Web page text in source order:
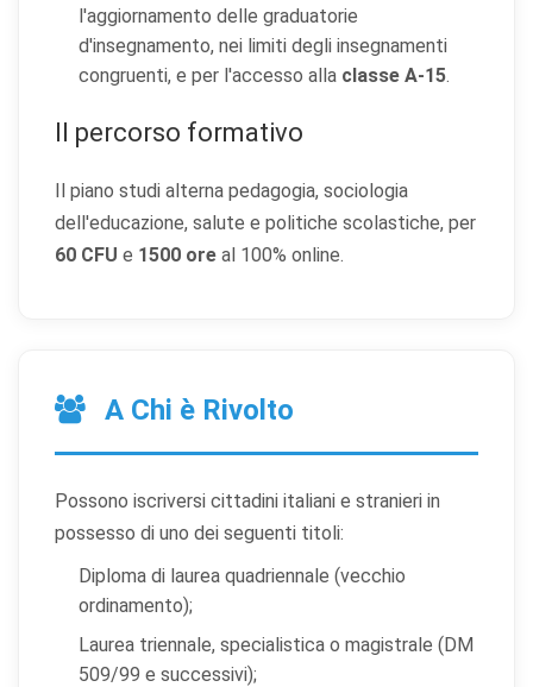
l'aggiornamento delle graduatorie
d'insegnamento, nei limiti degli insegnamenti
congruenti, e per l'accesso alla classe A-15.
Il percorso formativo
Il piano studi alterna pedagogia, sociologia
dell'educazione, salute e politiche scolastiche, per
60 CFU e 1500 ore al 100% online.
A Chi è Rivolto
Possono iscriversi cittadini italiani e stranieri in
possesso di uno dei seguenti titoli:
Diploma di laurea quadriennale (vecchio
ordinamento);
Laurea triennale, specialistica o magistrale (DM
509/99 e successivi);